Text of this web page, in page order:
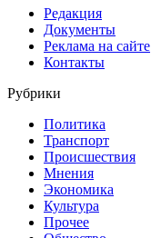
Редакция
Документы
Реклама на сайте
Контакты
Рубрики
Политика
Транспорт
Происшествия
Мнения
Экономика
Культура
Прочее